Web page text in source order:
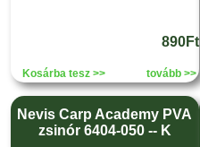
890Ft
Kosárba tesz >> tovább >>
Nevis Carp Academy PVA
zsinór 6404-050 -- K